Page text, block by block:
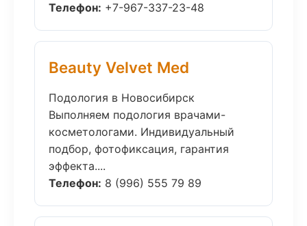
Телефон: +7-967-337-23-48
Beauty Velvet Med
Подология в Новосибирск
Выполняем подология врачами-
косметологами. Индивидуальный
подбор, фотофиксация, гарантия
эффекта....
Телефон: 8 (996) 555 79 89